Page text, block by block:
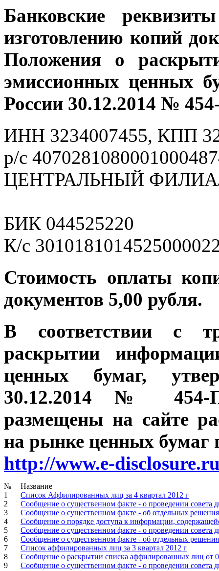
Банковские
изготовлению копий
Положения о
эмиссионных ценных
России 30.12.2014 №
ИНН 3234007455, КПП
р/с
ЦЕНТРАЛЬНЫЙ
БИК 044525220
К/с
Стоимость оплаты
документов 5,00 рубля.
В соответствии с
раскрытии
ценных бумаг,
30.12.2014 № 454-П
размещены на сайте
на рынке ценных бумаг
http://www.e-
№
Название
1
Список Аффилированных лиц за 4 квартал 2012 г
2
Сообщение о существенном факте - о проведении совета
3
Сообщение о существенном факте - об отдельных
4
Сообщение о порядке доступа к информации,
5
Сообщение о существенном факте - о проведении совета
6
Сообщение о существенном факте - об отдельных
7
Список аффилированных лиц за 3 квартал 2012 г
8
Сообщение о раскрытии списка аффилированных лиц от
9
Сообщение о существенном факте - о проведении совета